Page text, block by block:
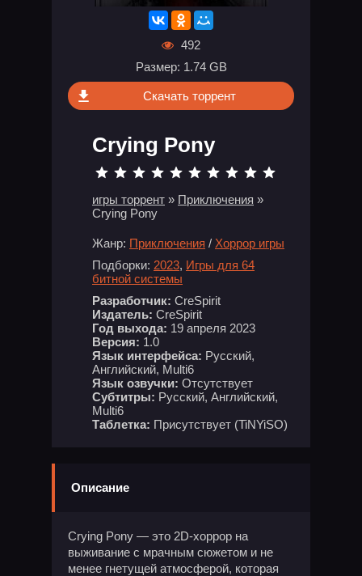
492
Размер: 1.74 GB
Скачать торрент
Crying Pony
игры торрент » Приключения »
Crying Pony
Жанр: Приключения / Хоррор игры
Подборки: 2023, Игры для 64
битной системы
Разработчик: CreSpirit
Издатель: CreSpirit
Год выхода: 19 апреля 2023
Версия: 1.0
Язык интерфейса: Русский,
Английский, Multi6
Язык озвучки: Отсутствует
Субтитры: Русский, Английский,
Multi6
Таблетка: Присутствует (TiNYiSO)
Описание
Crying Pony — это 2D-хоррор на
выживание с мрачным сюжетом и не
менее гнетущей атмосферой, которая